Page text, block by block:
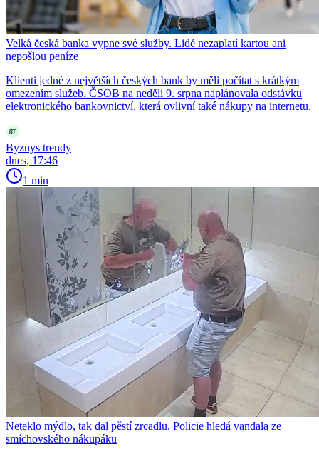
Velká česká banka vypne své služby. Lidé nezaplatí kartou ani
nepošlou peníze
Klienti jedné z největších českých bank by měli počítat s krátkým
omezením služeb. ČSOB na neděli 9. srpna naplánovala odstávku
elektronického bankovnictví, která ovlivní také nákupy na internetu.
Byznys trendy
dnes, 17:46
1 min
Neteklo mýdlo, tak dal pěstí zrcadlu. Policie hledá vandala ze
smíchovského nákupáku